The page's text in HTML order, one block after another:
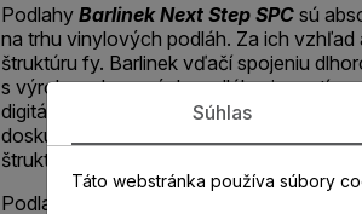
Podlahy Barlinek Next Step SPC sú
na trhu vinylových podláh. Za ich vzhľad
štruktúru fy. Barlinek vďačí spojeniu
s výrobou drevených podláh s
digitálnej trojrozmernej tlačeDLE+
dosku, ktorá umožňuje získať efekt
štruktúry dreva.
Podlahy
Súhlas
Táto webstránka používa súbory